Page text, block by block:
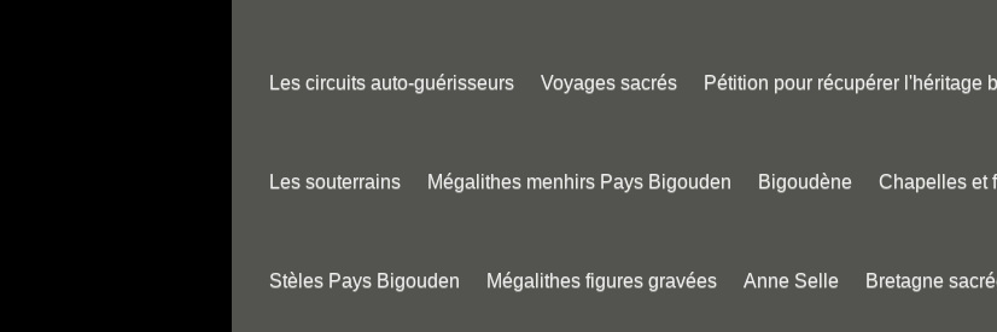
Les circuits auto-guérisseurs Voyages sacrés Pétition pour récupérer l'héritage
Les souterrains Mégalithes menhirs Pays Bigouden Bigoudène Chapelles et
Stèles Pays Bigouden Mégalithes figures gravées Anne Selle Bretagne